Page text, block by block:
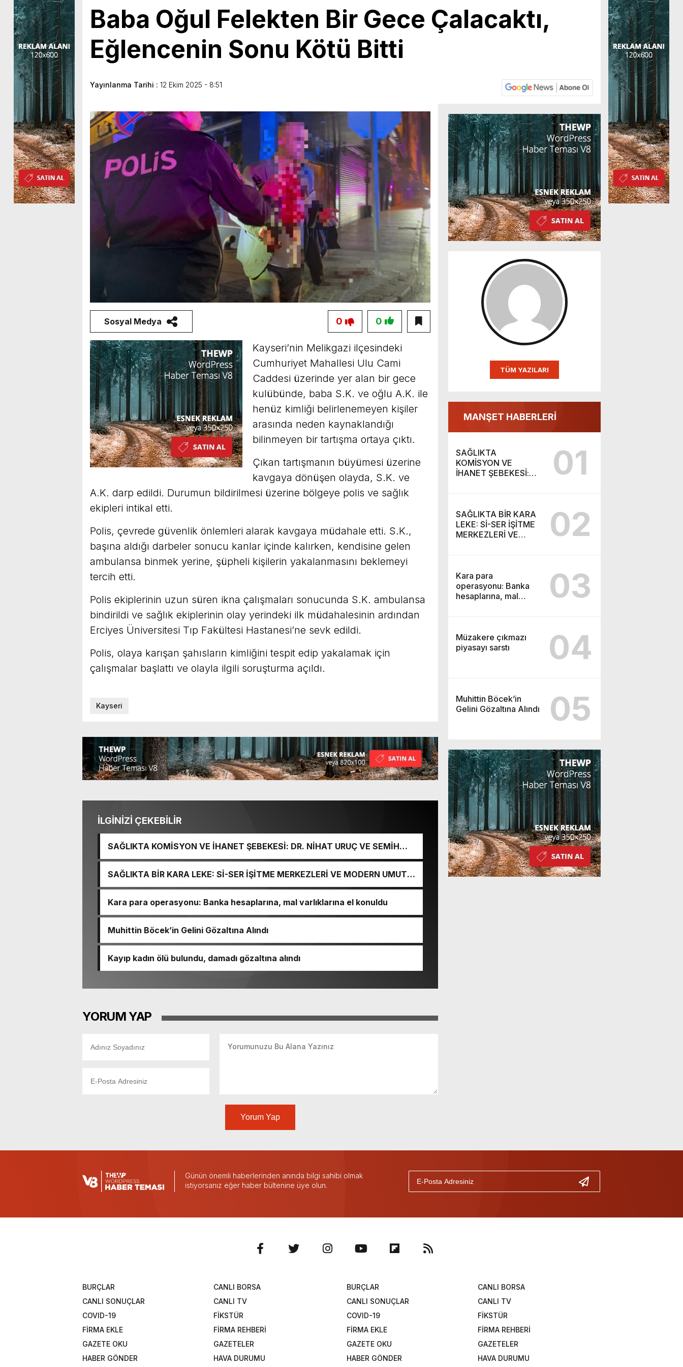
Baba Oğul Felekten Bir Gece Çalacaktı,
Eğlencenin Sonu Kötü Bitti
Yayınlanma Tarihi : 12 Ekim 2025 - 8:51
TÜM YAZILARI
MANŞET HABERLERİ
SAĞLIKTA
KOMİSYON VE
İHANET ŞEBEKESİ:
VURGUNU!
01
SAĞLIKTA BİR KARA
LEKE: Sİ-SER İŞİTME
MERKEZLERİ VE
02
Kara para
operasyonu: Banka
hesaplarına, mal
03
Müzakere çıkmazı
piyasayı sarstı
04
Muhittin Böcek’in
Gelini Gözaltına Alındı
05
Sosyal Medya 0
0
Kayseri’nin Melikgazi ilçesindeki
Cumhuriyet Mahallesi Ulu Cami
Caddesi üzerinde yer alan bir gece
kulübünde, baba S.K. ve oğlu A.K. ile
henüz kimliği belirlenemeyen kişiler
arasında neden kaynaklandığı
bilinmeyen bir tartışma ortaya çıktı.
Çıkan tartışmanın büyümesi üzerine
kavgaya dönüşen olayda, S.K. ve
A.K. darp edildi. Durumun bildirilmesi üzerine bölgeye polis ve sağlık
ekipleri intikal etti.
Polis, çevrede güvenlik önlemleri alarak kavgaya müdahale etti. S.K.,
başına aldığı darbeler sonucu kanlar içinde kalırken, kendisine gelen
ambulansa binmek yerine, şüpheli kişilerin yakalanmasını beklemeyi
tercih etti.
Polis ekiplerinin uzun süren ikna çalışmaları sonucunda S.K. ambulansa
bindirildi ve sağlık ekiplerinin olay yerindeki ilk müdahalesinin ardından
Erciyes Üniversitesi Tıp Fakültesi Hastanesi’ne sevk edildi.
Polis, olaya karışan şahısların kimliğini tespit edip yakalamak için
çalışmalar başlattı ve olayla ilgili soruşturma açıldı.
Kayseri
İLGİNİZİ ÇEKEBİLİR
SAĞLIKTA KOMİSYON VE İHANET ŞEBEKESİ: DR. NİHAT URUÇ VE SEMİH
İŞİTME MERKEZİ’NİN SGK VURGUNU!
SAĞLIKTA BİR KARA LEKE: Sİ-SER İŞİTME MERKEZLERİ VE MODERN UMUT
TACİRLİĞİ
Kara para operasyonu: Banka hesaplarına, mal varlıklarına el konuldu
Muhittin Böcek’in Gelini Gözaltına Alındı
Kayıp kadın ölü bulundu, damadı gözaltına alındı
YORUM YAP
Yorum Yap
Günün önemli haberlerinden anında bilgi sahibi olmak
istiyorsanız eğer haber bültenine üye olun.
BURÇLAR
CANLI BORSA
CANLI SONUÇLAR
CANLI TV
COVID-19
FİKSTÜR
FİRMA EKLE
FİRMA REHBERİ
GAZETE OKU
GAZETELER
HABER GÖNDER
HAVA DURUMU
BURÇLAR
CANLI BORSA
CANLI SONUÇLAR
CANLI TV
COVID-19
FİKSTÜR
FİRMA EKLE
FİRMA REHBERİ
GAZETE OKU
GAZETELER
HABER GÖNDER
HAVA DURUMU